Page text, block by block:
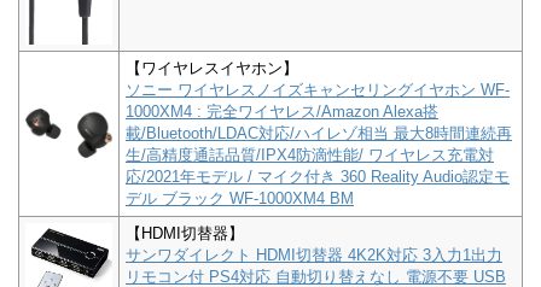
【ワイヤレスイヤホン】
ソニー ワイヤレスノイズキャンセリングイヤホン WF-
1000XM4 : 完全ワイヤレス/Amazon Alexa搭
載/Bluetooth/LDAC対応/ハイレゾ相当 最大8時間連続再
生/高精度通話品質/IPX4防滴性能/ ワイヤレス充電対
応/2021年モデル / マイク付き 360 Reality Audio認定モ
デル ブラック WF-1000XM4 BM
【HDMI切替器】
サンワダイレクト HDMI切替器 4K2K対応 3入力1出力
リモコン付 PS4対応 自動切り替えなし 電源不要 USB